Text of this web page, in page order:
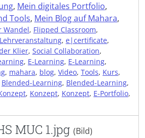
, Mein digitales Portfolio,
Tools, Mein Blog auf Mahara,
Wandel, Flipped Classroom,
Lehrveranstaltung, e|certificate,
Klier, Social Collaboration,
, E-Learning, E-Learning,
, mahara, blog, Video, Tools, Kurs,
Blended-Learning, Blended-Learning,
, Konzept, Konzept, E-Portfolio,
MUC 1.jpg (Bild)